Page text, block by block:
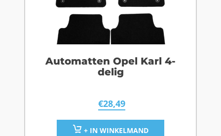
Automatten Opel Karl 4-
delig
€28,49
+ IN WINKELMAND